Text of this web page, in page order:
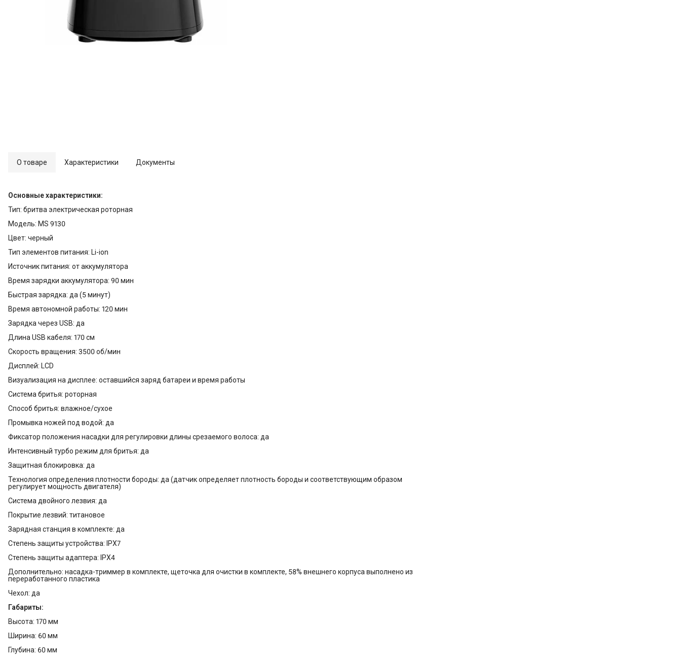
О товаре Характеристики Документы
Основные характеристики:
Тип: бритва электрическая роторная
Модель: MS 9130
Цвет: черный
Тип элементов питания: Li-ion
Источник питания: от аккумулятора
Время зарядки аккумулятора: 90 мин
Быстрая зарядка: да (5 минут)
Время автономной работы: 120 мин
Зарядка через USB: да
Длина USB кабеля: 170 см
Скорость вращения: 3500 об/мин
Дисплей: LCD
Визуализация на дисплее: оставшийся заряд батареи и время работы
Система бритья: роторная
Способ бритья: влажное/сухое
Промывка ножей под водой: да
Фиксатор положения насадки для регулировки длины срезаемого волоса: да
Интенсивный турбо режим для бритья: да
Защитная блокировка: да
Технология определения плотности бороды: да (датчик определяет плотность бороды и соответствующим образом
регулирует мощность двигателя)
Система двойного лезвия: да
Покрытие лезвий: титановое
Зарядная станция в комплекте: да
Степень защиты устройства: IPX7
Степень защиты адаптера: IPX4
Дополнительно: насадка-триммер в комплекте, щеточка для очистки в комплекте, 58% внешнего корпуса выполнено из
переработанного пластика
Чехол: да
Габариты:
Высота: 170 мм
Ширина: 60 мм
Глубина: 60 мм